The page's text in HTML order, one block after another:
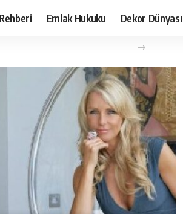
Emlak Hukuku Dekor Dünyası